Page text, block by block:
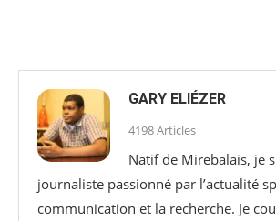
GARY ELIÉZER
4198 Articles
Natif de Mirebalais, je
journaliste passionné par l’actualité
communication et la recherche. Je